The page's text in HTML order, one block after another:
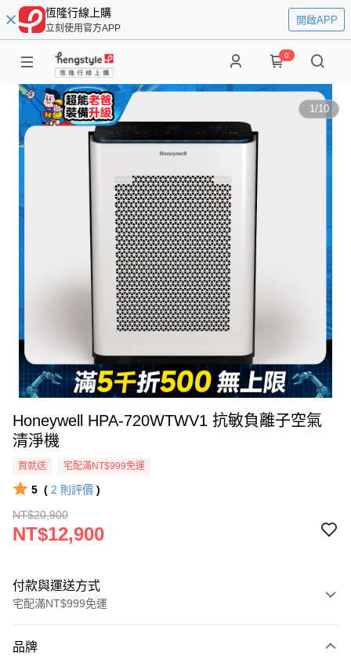
恆隆行線上購
立刻使用官方APP
開啟APP
0
1/10
Honeywell HPA-720WTWV1 抗敏負離子空氣
清淨機
買就送 宅配滿NT$999免運
5 ( 2 則評價 )
NT$20,900
NT$12,900
付款與運送方式
宅配滿NT$999免運
信用卡一次付款
品牌